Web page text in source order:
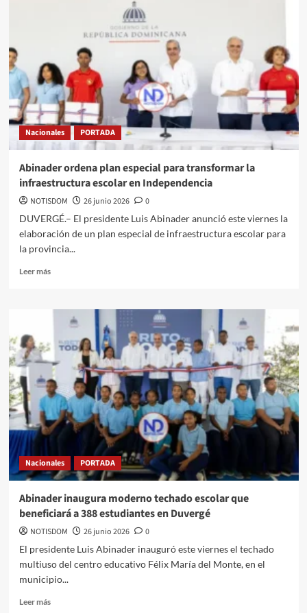
Nacionales PORTADA
Abinader ordena plan especial para transformar la
infraestructura escolar en Independencia
NOTISDOM 26 junio 2026
0
DUVERGÉ.– El presidente Luis Abinader anunció este viernes la
elaboración de un plan especial de infraestructura escolar para
la provincia...
Leer más
Nacionales PORTADA
Abinader inaugura moderno techado escolar que
beneficiará a 388 estudiantes en Duvergé
NOTISDOM 26 junio 2026
0
El presidente Luis Abinader inauguró este viernes el techado
multiuso del centro educativo Félix María del Monte, en el
municipio...
Leer más